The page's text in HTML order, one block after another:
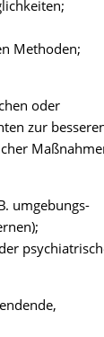
Methoden;
oder
zur
umgebungs-